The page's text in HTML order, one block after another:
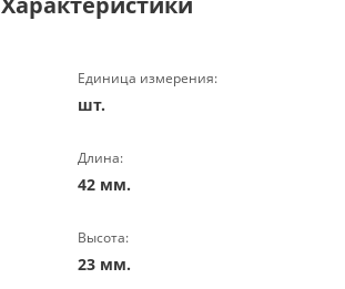
Единица измерения:
шт.
Длина:
42 мм.
Высота:
23 мм.